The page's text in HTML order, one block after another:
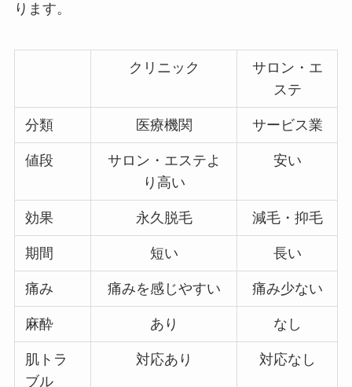
ります。
クリニック
サロン・エ
ステ
分類 医療機関 サービス業
値段
サロン・エステよ
り高い
安い
効果 永久脱毛 減毛・抑毛
期間 短い 長い
痛み 痛みを感じやすい 痛み少ない
麻酔 あり なし
肌トラ
ブル
対応あり 対応なし